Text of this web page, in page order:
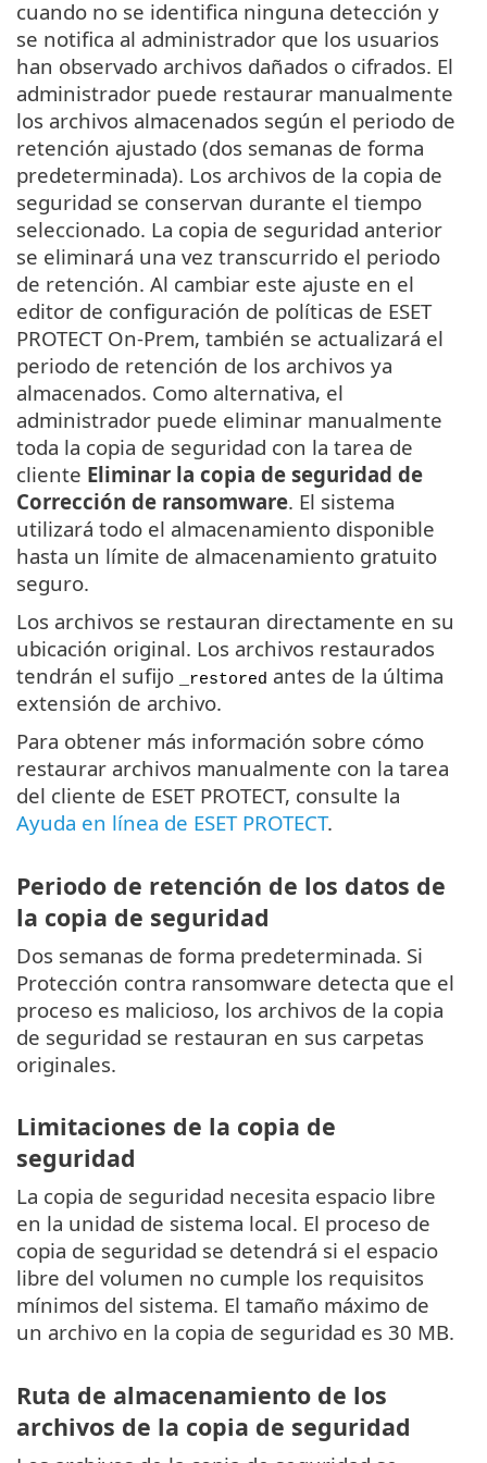
cuando no se identifica ninguna detección y
se notifica al administrador que los usuarios
han observado archivos dañados o cifrados. El
administrador puede restaurar manualmente
los archivos almacenados según el periodo de
retención ajustado (dos semanas de forma
predeterminada). Los archivos de la copia de
seguridad se conservan durante el tiempo
seleccionado. La copia de seguridad anterior
se eliminará una vez transcurrido el periodo
de retención. Al cambiar este ajuste en el
editor de configuración de políticas de ESET
PROTECT On-Prem, también se actualizará el
periodo de retención de los archivos ya
almacenados. Como alternativa, el
administrador puede eliminar manualmente
toda la copia de seguridad con la tarea de
cliente Eliminar la copia de seguridad de
Corrección de ransomware. El sistema
utilizará todo el almacenamiento disponible
hasta un límite de almacenamiento gratuito
seguro.
Los archivos se restauran directamente en su
ubicación original. Los archivos restaurados
tendrán el sufijo
_restored antes de la última
extensión de archivo.
Para obtener más información sobre cómo
restaurar archivos manualmente con la tarea
del cliente de ESET PROTECT, consulte la
Ayuda en línea de ESET PROTECT.
Periodo de retención de los datos de
la copia de seguridad
Dos semanas de forma predeterminada. Si
Protección contra ransomware detecta que el
proceso es malicioso, los archivos de la copia
de seguridad se restauran en sus carpetas
originales.
Limitaciones de la copia de
seguridad
La copia de seguridad necesita espacio libre
en la unidad de sistema local. El proceso de
copia de seguridad se detendrá si el espacio
libre del volumen no cumple los requisitos
mínimos del sistema. El tamaño máximo de
un archivo en la copia de seguridad es 30 MB.
Ruta de almacenamiento de los
archivos de la copia de seguridad